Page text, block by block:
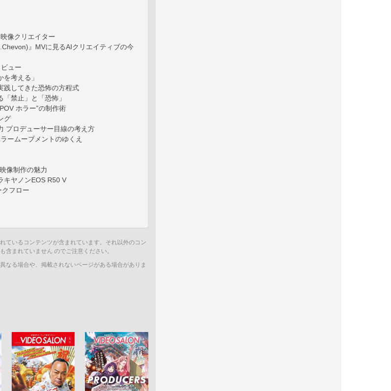
像クリエイター
』MVに見るAIクリエイティブの今
ュー
を考える」
践してきた恐怖の方程式
「禁止」と「恐怖」
ホラー”の制作術
グ
プロデューサー目線の考え方
ームーブメントのゆくえ
像制作の魅力
キヤノンEOS R50 V
フロー
ているコンテンツが含まれています。それ以外のコン
含まれていません のでご注意ください。
なる場合や、掲載されないページがある場合がありま